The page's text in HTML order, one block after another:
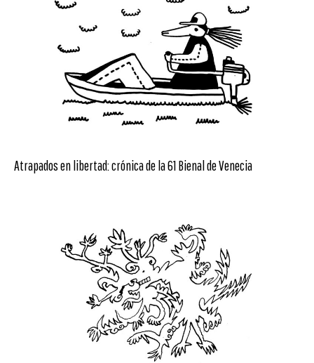
Atrapados en libertad: crónica de la 61 Bienal de Venecia